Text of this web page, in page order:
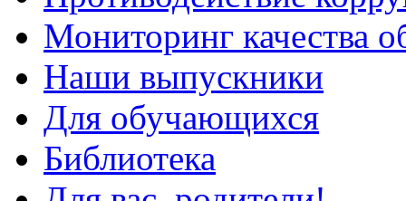
Мониторинг качества
Наши выпускники
Для обучающихся
Библиотека